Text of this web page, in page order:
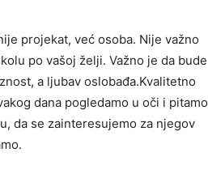
projekat, već osoba. Nije važno
po vašoj želji. Važno je da bude
a ljubav oslobađa.Kvalitetno
dana pogledamo u oči i pitamo
da se zainteresujemo za njegov